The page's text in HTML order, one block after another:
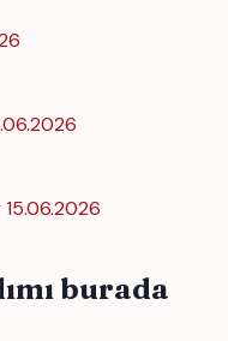
15.06.2026
burada